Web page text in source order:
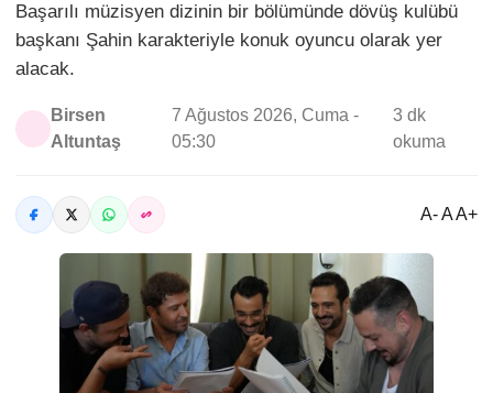
Başarılı müzisyen dizinin bir bölümünde dövüş kulübü
başkanı Şahin karakteriyle konuk oyuncu olarak yer
alacak.
Birsen
Altuntaş
7 Ağustos 2026, Cuma -
05:30
3 dk
okuma
A- A A+